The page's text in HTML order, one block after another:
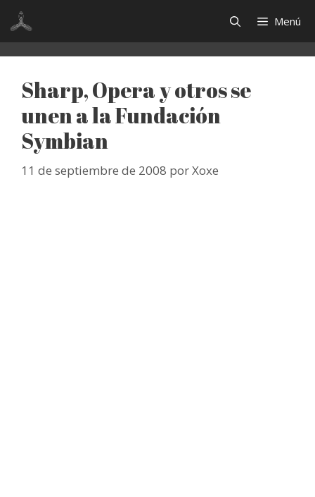
Saltar
contenido
Menú
Sharp, Opera y otros se
unen a la Fundación
Symbian
11 de septiembre de 2008 porXoxe